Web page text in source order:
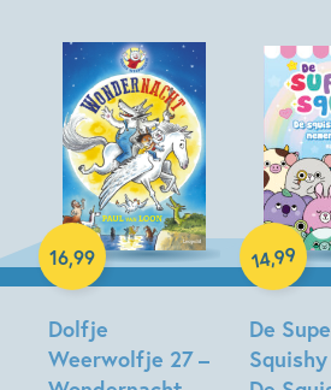
Dolfje
Weerwolfje 27 –
16,99
Hardcover
De
14,99
Hardcover